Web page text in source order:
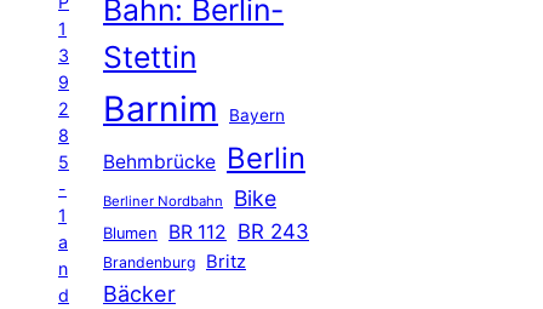
1
3
9
2
8
5
-
1
a
n
d
Bahn: Berlin-
Stettin
Barnim Bayern
Behmbrücke Berlin
Berliner Nordbahn Bike
Blumen BR 112 BR 243
Brandenburg Britz
Bäcker